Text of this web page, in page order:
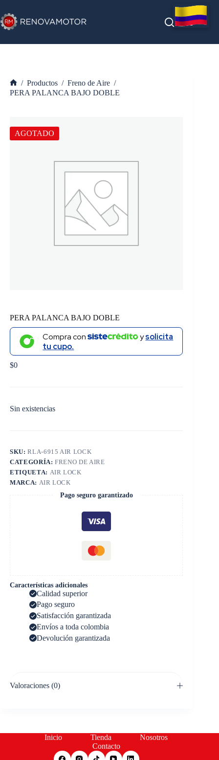
al
contenido
Inicio
/ Productos / Freno de Aire /
PERA PALANCA BAJO DOBLE
AGOTADO
PERA PALANCA BAJO DOBLE
Compra con ysolicita
tu cupo.
$0
Sin existencias
SKU:RLA-6915 AIR LOCK
CATEGORÍA:FRENO DE AIRE
ETIQUETA: AIR LOCK
MARCA: AIR LOCK
Pago seguro garantizado
Características adicionales
Calidad superior
Pago seguro
Satisfacción garantizada
Envíos a toda colombia
Devolución garantizada
Valoraciones (0)
Inicio Tienda
Nosotros
Contacto